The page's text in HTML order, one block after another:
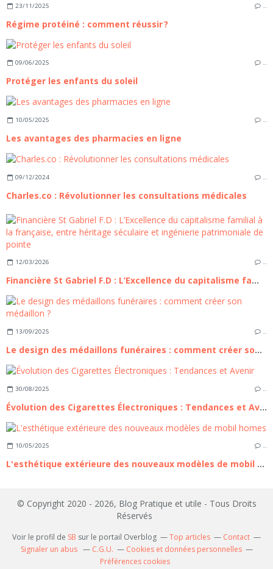
23/11/2025 …
Régime protéiné : comment réussir ?
09/06/2025 …
Protéger les enfants du soleil
10/05/2025 …
Les avantages des pharmacies en ligne
09/12/2024 …
Charles.co : Révolutionner les consultations médicales
12/03/2026 …
Financière St Gabriel F.D : L’Excellence du capitalisme familial à la française, entre héritage séculaire et ingénierie patrimoniale de pointe
13/09/2025 …
Le design des médaillons funéraires : comment créer son médaillon ?
30/08/2025
Évolution des Cigarettes Électroniques : Tendances et Avenir
10/05/2025 …
L'esthétique extérieure des nouveaux modèles de mobil homes
© Copyright 2020 - 2026, Blog Pratique et utile - Tous Droits
Réservés
Voir le profil de SB sur le portail Overblog Top articles
Contact
Signaler un abus
C.G.U.
Cookies et données personnelles
Préférences cookies